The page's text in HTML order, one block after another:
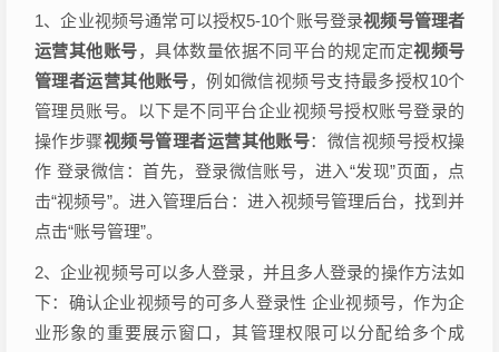
1、企业视频号通常可以授权5-10个账号登录视频号管理者
运营其他账号，具体数量依据不同平台的规定而定视频号
管理者运营其他账号，例如微信视频号支持最多授权10个
管理员账号。以下是不同平台企业视频号授权账号登录的
操作步骤视频号管理者运营其他账号：微信视频号授权操
作 登录微信：首先，登录微信账号，进入“发现”页面，点
击“视频号”。进入管理后台：进入视频号管理后台，找到并
点击“账号管理”。
2、企业视频号可以多人登录，并且多人登录的操作方法如
下：确认企业视频号的可多人登录性 企业视频号，作为企
业形象的重要展示窗口，其管理权限可以分配给多个成